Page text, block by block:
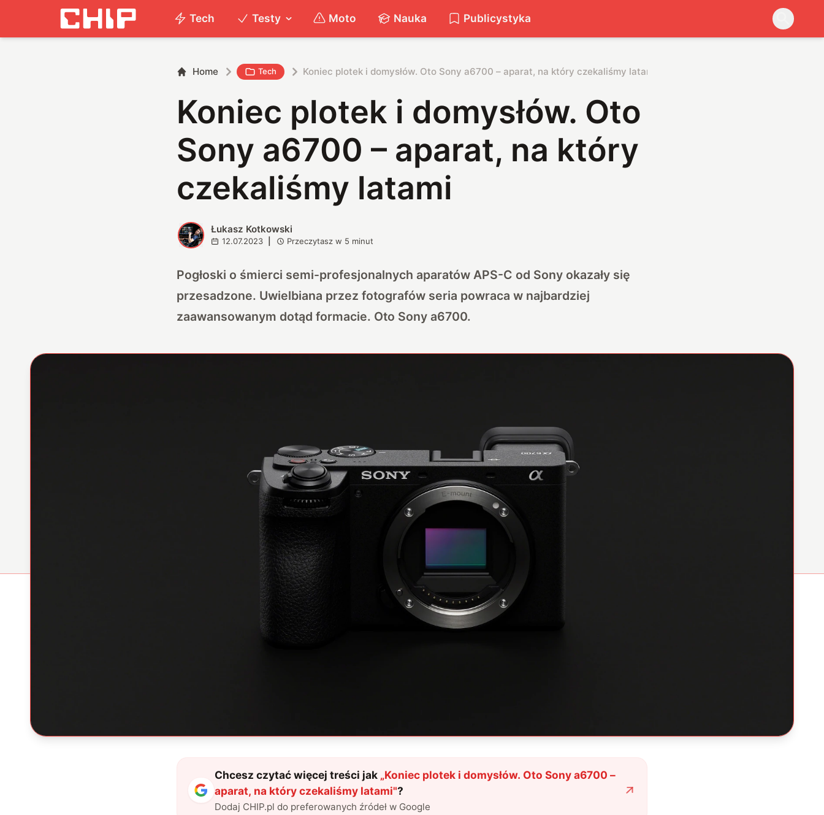
Tech Testy Moto Nauka Publicystyka
Home Tech Koniec plotek i domysłów. Oto Sony a6700 – aparat, na który czekaliśmy latami
Koniec plotek i domysłów. Oto
Sony a6700 – aparat, na który
czekaliśmy latami
Ł Łukasz Kotkowski
12.07.2023 Przeczytasz w 5 minut
Pogłoski o śmierci semi-profesjonalnych aparatów APS-C od Sony okazały się
przesadzone. Uwielbiana przez fotografów seria powraca w najbardziej
zaawansowanym dotąd formacie. Oto Sony a6700.
Chcesz czytać więcej treści jak „Koniec plotek i domysłów. Oto Sony a6700 –
aparat, na który czekaliśmy latami"?
Dodaj CHIP.pl do preferowanych źródeł w Google